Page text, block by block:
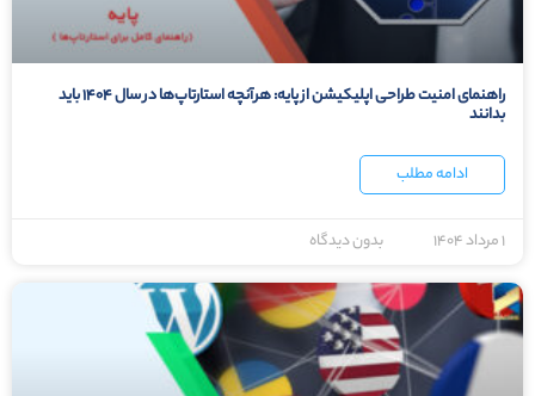
راهنمای امنیت طراحی اپلیکیشن از پایه: هرآنچه استارتاپ‌ها در سال ۱۴۰۴ باید
بدانند
ادامه مطلب
۱ مرداد ۱۴۰۴ بدون دیدگاه